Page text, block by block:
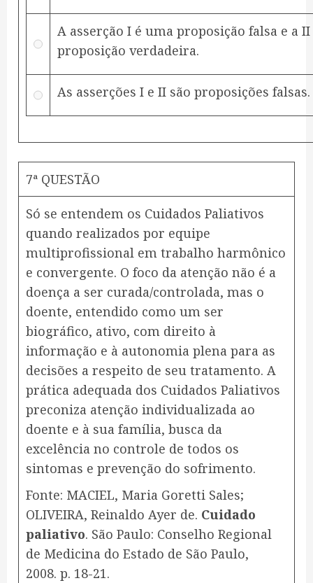
A asserção I é uma proposição falsa e a
proposição verdadeira.
As asserções I e II são proposições falsas.
7ª QUESTÃO
Só se entendem os Cuidados Paliativos
quando realizados por equipe
multiprofissional em trabalho harmônico
e convergente. O foco da atenção não é a
doença a ser curada/controlada, mas o
doente, entendido como um ser
biográfico, ativo, com direito à
informação e à autonomia plena para as
decisões a respeito de seu tratamento. A
prática adequada dos Cuidados Paliativos
preconiza atenção individualizada ao
doente e à sua família, busca da
excelência no controle de todos os
sintomas e prevenção do sofrimento.
​Fonte: MACIEL, Maria Goretti Sales;
OLIVEIRA, Reinaldo Ayer de. Cuidado
paliativo. São Paulo: Conselho Regional
de Medicina do Estado de São Paulo,
2008. p. 18-21.